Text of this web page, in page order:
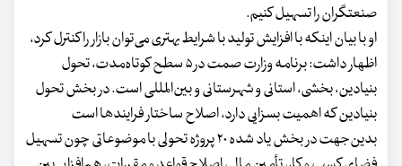
صنعتگران را تسهیل کنیم.
او با بیان اینکه با افزایش تولید با شرایط بهتری می‌توان بازار را کنترل کرد،
اظهار داشت: برنامه‌ وزارت صمت در ۵ سطح کوتاه‌مدت، تحول
بنیادین، بخشی، استانی و شهرستانی و بین‌المللی است. در بخش تحول
بنیادین که اهمیت بسزایی دارد، اصلاح ساختار فرایندها است
بدین‌جهت در بخش یاد شده ۲۰ پروژه تحولی با موضوعاتی چون تسهیل